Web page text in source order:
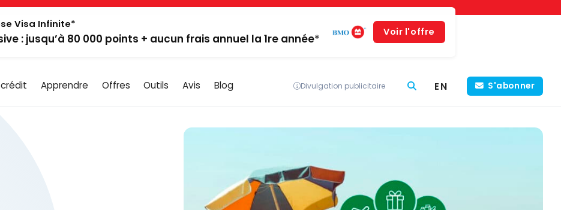
Visa Infinite*
: jusqu’à 80 000 points + aucun frais annuel la 1re année*
Voir l'offre
Apprendre Offres Outils Avis Blog Divulgation publicitaire EN S'abonner